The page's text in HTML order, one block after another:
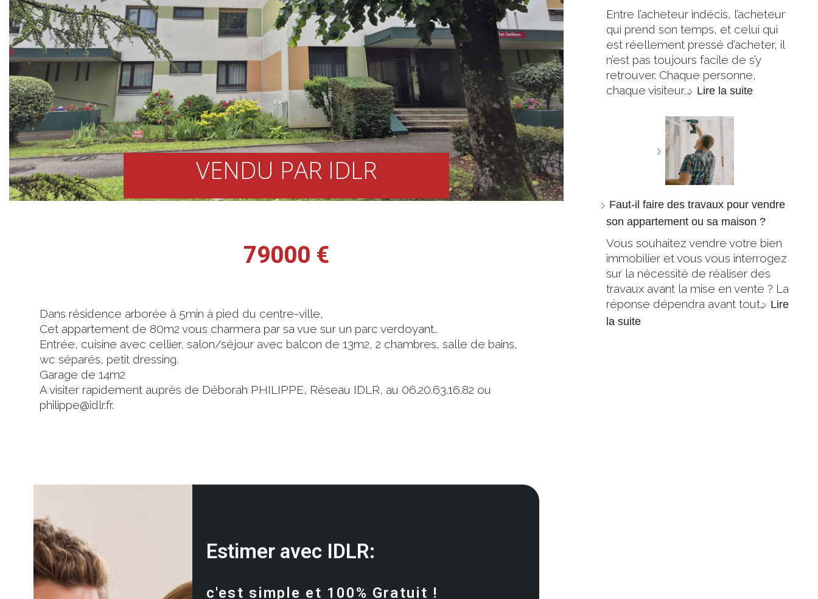
VENDU PAR IDLR
79000 €
Dans résidence arborée à 5min à pied du centre-ville,
Cet appartement de 80m2 vous charmera par sa vue sur un parc verdoyant..
Entrée, cuisine avec cellier, salon/séjour avec balcon de 13m2, 2 chambres, salle de bains,
wc séparés, petit dressing.
Garage de 14m2
A visiter rapidement auprès de Déborah PHILIPPE, Réseau IDLR, au 06.20.63.16.82 ou
philippe@idlr.fr.
Estimer avec IDLR:
c'est simple et 100% Gratuit !
Entre l’acheteur indécis, l’acheteur
qui prend son temps, et celui qui
est réellement pressé d’acheter, il
n’est pas toujours facile de s’y
retrouver. Chaque personne,
chaque visiteur,… Lire la suite
Faut-il faire des travaux pour vendre
son appartement ou sa maison ?
Vous souhaitez vendre votre bien
immobilier et vous vous interrogez
sur la nécessité de réaliser des
travaux avant la mise en vente ? La
réponse dépendra avant tout… Lire
la suite